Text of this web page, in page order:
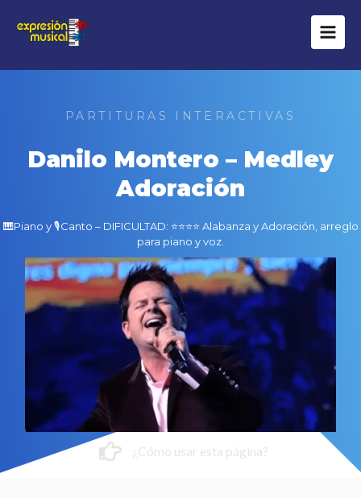
PARTITURAS INTERACTIVAS
Danilo Montero – Medley
Adoración
🎹Piano y 🎙Canto – DIFICULTAD: ⭐⭐⭐⭐ Alabanza y Adoración, arreglo
para piano y voz.
¿Cómo usar esta página?